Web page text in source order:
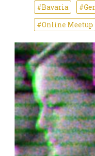
#Bavaria
#Online Meetup